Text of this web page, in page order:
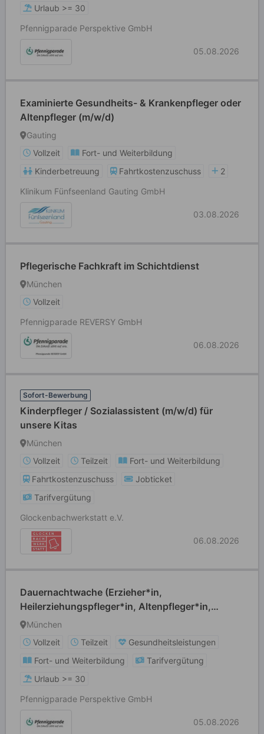
Urlaub >= 30
Pfennigparade Perspektive GmbH
05.08.2026
Examinierte Gesundheits- & Krankenpfleger oder
Altenpfleger (m/w/d)
Gauting
Vollzeit
Fort- und Weiterbildung
Kinderbetreuung
Fahrtkostenzuschuss
2
Klinikum Fünfseenland Gauting GmbH
03.08.2026
Pflegerische Fachkraft im Schichtdienst
München
Vollzeit
Pfennigparade REVERSY GmbH
06.08.2026
Sofort-Bewerbung
Kinderpfleger / Sozialassistent (m/w/d) für
unsere Kitas
München
Vollzeit
Teilzeit
Fort- und Weiterbildung
Fahrtkostenzuschuss
Jobticket
Tarifvergütung
Glockenbachwerkstatt e.V.
06.08.2026
Dauernachtwache (Erzieher*in,
Heilerziehungspfleger*in, Altenpfleger*in,
Krankenpfleger*in) in Voll- oder Teilzeit
München
Vollzeit
Teilzeit
Gesundheitsleistungen
Fort- und Weiterbildung
Tarifvergütung
Urlaub >= 30
Pfennigparade Perspektive GmbH
05.08.2026